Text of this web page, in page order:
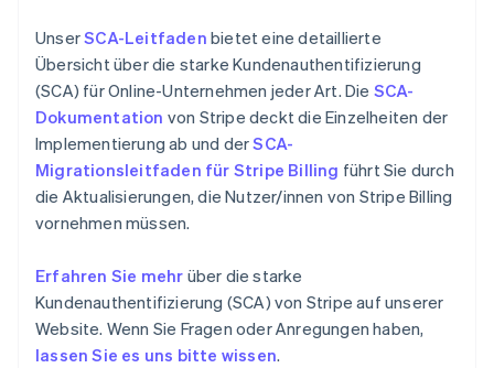
UnserSCA-Leitfaden bietet eine detaillierte
Übersicht über die starke Kundenauthentifizierung
(SCA) für Online-Unternehmen jeder Art. Die SCA-
Dokumentation von Stripe deckt die Einzelheiten der
Implementierung ab und derSCA-
Migrationsleitfaden für Stripe Billing führt Sie durch
die Aktualisierungen, die Nutzer/innen von Stripe Billing
vornehmen müssen.
Erfahren Sie mehr über die starke
Kundenauthentifizierung (SCA) von Stripe auf unserer
Website. Wenn Sie Fragen oder Anregungen haben,
lassen Sie es uns bitte wissen.
English
Irland
English
Italien
Japan
日本語English
Kanada
EnglishFrançais
Lettland
English
Liechtenstein
Deutsch English